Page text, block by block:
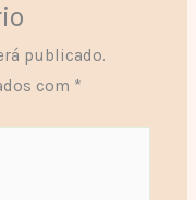
publicado.
com *